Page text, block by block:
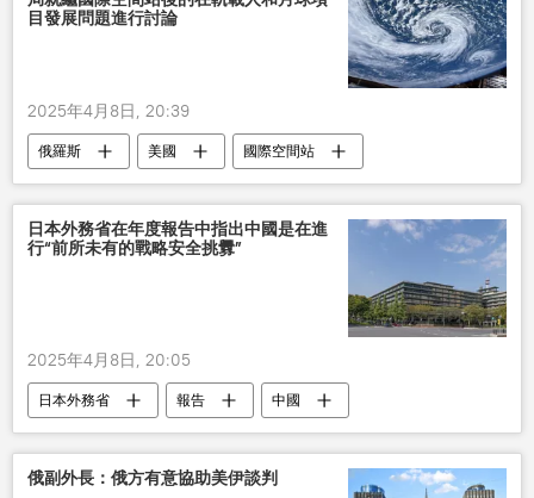
目發展問題進行討論
2025年4月8日, 20:39
俄羅斯 美國 國際空間站
日本外務省在年度報告中指出中國是在進
行“前所未有的戰略安全挑釁”
2025年4月8日, 20:05
日本外務省 報告
中國
戰略
安全 挑釁
俄副外長：俄方有意協助美伊談判